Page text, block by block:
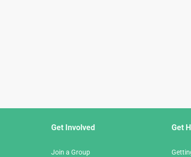
Get Involved
Join a Group
Get